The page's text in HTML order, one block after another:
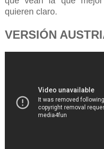
quieren claro.
VERSIÓN